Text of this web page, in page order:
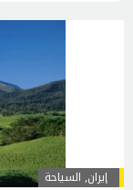
إيران, السياحة